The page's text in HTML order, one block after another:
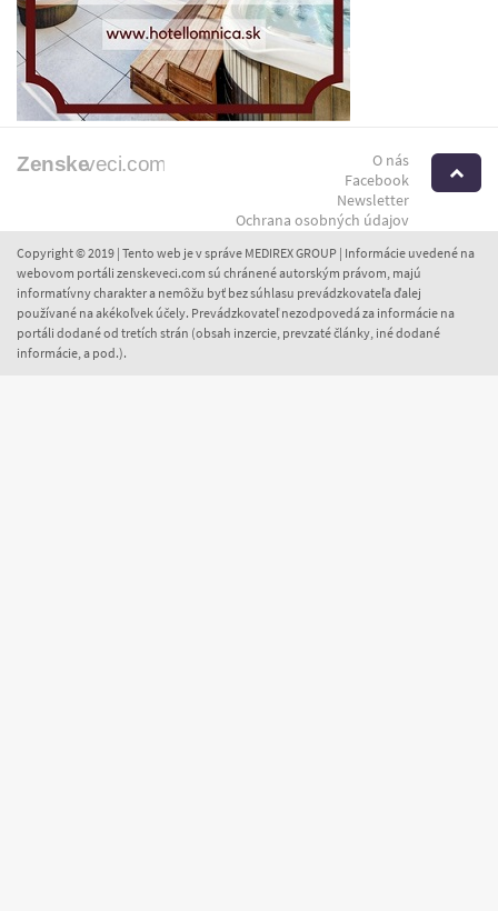
O nás
Facebook
Newsletter
Ochrana osobných údajov
Copyright © 2019 | Tento web je v správe MEDIREX GROUP | Informácie uvedené na
webovom portáli zenskeveci.com sú chránené autorským právom, majú
informatívny charakter a nemôžu byť bez súhlasu prevádzkovateľa ďalej
používané na akékoľvek účely. Prevádzkovateľ nezodpovedá za informácie na
portáli dodané od tretích strán (obsah inzercie, prevzaté články, iné dodané
informácie, a pod.).